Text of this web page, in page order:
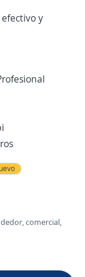
y
comercial,